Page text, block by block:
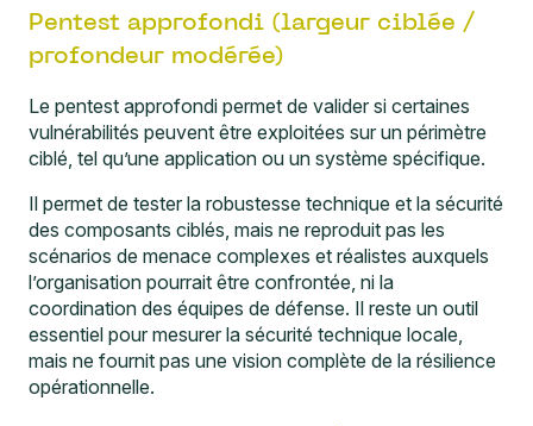
Pentest approfondi (largeur ciblée /
profondeur modérée)
Le pentest approfondi permet de valider si certaines
vulnérabilités peuvent être exploitées sur un périmètre
ciblé, tel qu’une application ou un système spécifique.
Il permet de tester la robustesse technique et la sécurité
des composants ciblés, mais ne reproduit pas les
scénarios de menace complexes et réalistes auxquels
l’organisation pourrait être confrontée, ni la
coordination des équipes de défense. Il reste un outil
essentiel pour mesurer la sécurité technique locale,
mais ne fournit pas une vision complète de la résilience
opérationnelle.